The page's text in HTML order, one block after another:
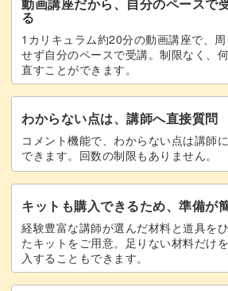
動画講座だから、自分のペースで
る
1カリキュラム約20分の動画講座で、
せず自分のペースで受講。制限なく、
直すことができます。
わからない点は、講師へ直接質問
コメント機能で、わからない点は講師
できます。回数の制限もありません。
キットも購入できるため、準備が
経験豊富な講師が選んだ材料と道具を
たキットをご用意。足りない材料だけ
入することもできます。